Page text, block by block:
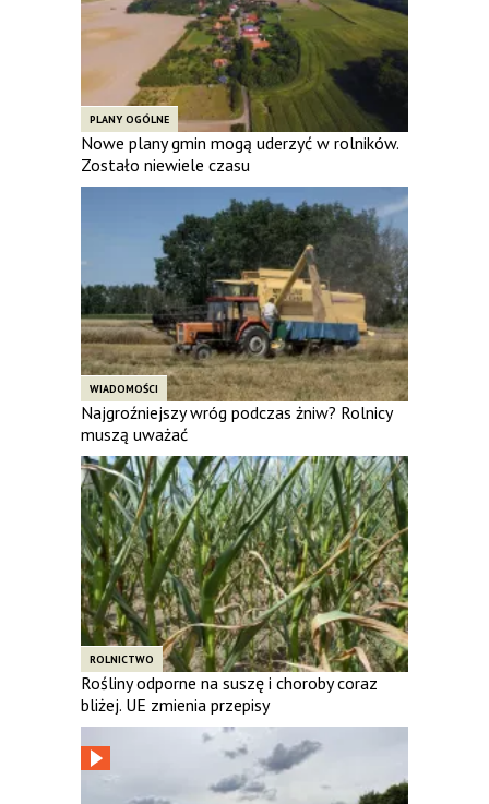
PLANY OGÓLNE
Nowe plany gmin mogą uderzyć w rolników.
Zostało niewiele czasu
WIADOMOŚCI
Najgroźniejszy wróg podczas żniw? Rolnicy
muszą uważać
ROLNICTWO
Rośliny odporne na suszę i choroby coraz
bliżej. UE zmienia przepisy